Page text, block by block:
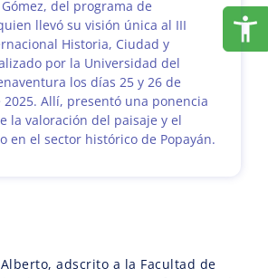
del programa de
llevó su visión única al III
Historia, Ciudad y
por la Universidad del
los días 25 y 26 de
Allí, presentó una ponencia
la valoración del paisaje y el
en el sector histórico de Popayán.
adscrito a la Facultad de